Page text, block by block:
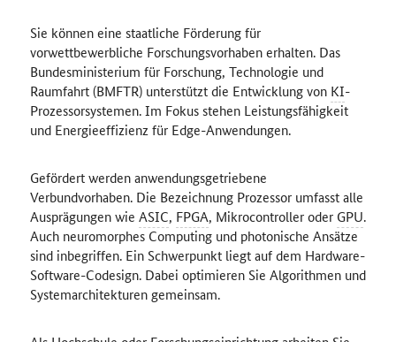
Sie können eine staatliche Förderung für
vorwettbewerbliche Forschungsvorhaben erhalten. Das
Bundesministerium für Forschung, Technologie und
Raumfahrt (BMFTR) unterstützt die Entwicklung von KI-
Prozessorsystemen. Im Fokus stehen Leistungsfähigkeit
und Energieeffizienz für Edge-Anwendungen.
Gefördert werden anwendungsgetriebene
Verbundvorhaben. Die Bezeichnung Prozessor umfasst alle
Ausprägungen wie ASIC, FPGA, Mikrocontroller oder GPU.
Auch neuromorphes Computing und photonische Ansätze
sind inbegriffen. Ein Schwerpunkt liegt auf dem Hardware-
Software-Codesign. Dabei optimieren Sie Algorithmen und
Systemarchitekturen gemeinsam.